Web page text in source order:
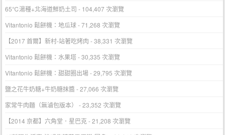
65℃湯種+北海道鮮奶土司 - 104,407 次瀏覽
Vitantonio 鬆餅機：地瓜球- 71,268 次瀏覽
【2017 首爾】新村-站著吃烤肉 - 38,331 次瀏覽
Vitantonio 鬆餅機：水果塔- 30,335 次瀏覽
Vitantonio 鬆餅機：甜甜圈出場- 29,795 次瀏覽
鹽之花牛奶糖+牛奶糖抹醬- 27,066 次瀏覽
家常牛肉麵（無滷包版本）
- 23,352 次瀏覽
【2014 京都】六角堂．星巴克- 21,208 次瀏覽